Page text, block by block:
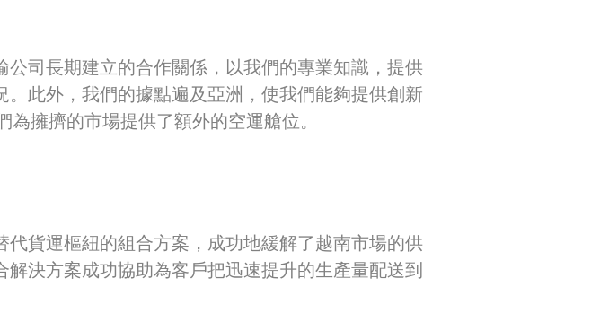
司長期建立的合作關係，以我們的專業知識，提供
此外，我們的據點遍及亞洲，使我們能夠提供創新
擁擠的市場提供了額外的空運艙位。
貨運樞紐的組合方案，成功地緩解了越南市場的供
決方案成功協助為客戶把迅速提升的生產量配送到